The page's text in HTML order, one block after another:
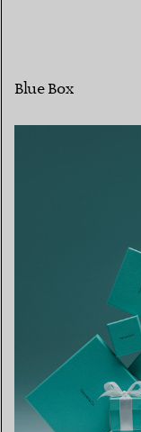
Blue Box